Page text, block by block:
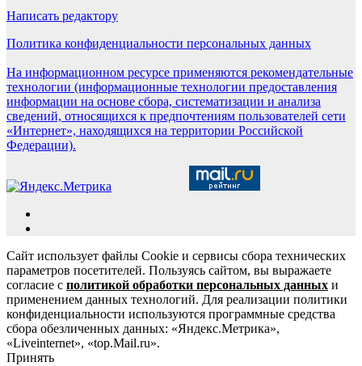
Написать редактору
Политика конфиденциальности персональных данных
На информационном ресурсе применяются рекомендательные
технологии (информационные технологии предоставления
информации на основе сбора, систематизации и анализа
сведений, относящихся к предпочтениям пользователей сети
«Интернет», находящихся на территории Российской
Федерации).
Сайт использует файлы Cookie и сервисы сбора технических
параметров посетителей. Пользуясь сайтом, вы выражаете
согласие с политикой обработки персональных данных и
применением данных технологий. Для реализации политики
конфиденциальности используются программные средства
сбора обезличенных данных: «Яндекс.Метрика»,
«Liveinternet», «top.Mail.ru».
Принять